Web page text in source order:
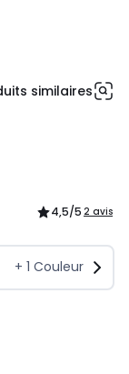
similaires
4,5/5 2 avis
+ 1 Couleur